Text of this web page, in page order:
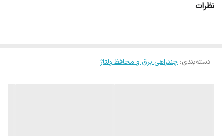
جلوگیری می کند و دستگاه های شما را در برابر این مشکل و آسیب های
نظرات
دسته‌بندی: چندراهی برق و محافظ ولتاژ